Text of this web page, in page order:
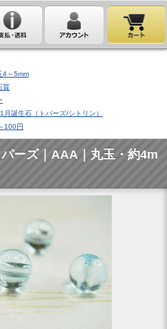
4～5mm
質
月誕生石（トパーズ/シトリン）
100円
ーズ｜AAA｜丸玉・約4m